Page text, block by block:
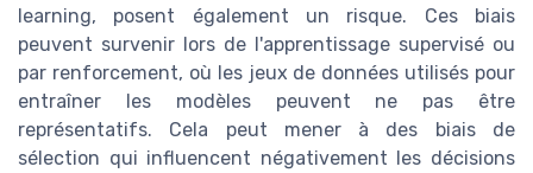
learning, posent également un risque. Ces biais
peuvent survenir lors de l'apprentissage supervisé ou
par renforcement, où les jeux de données utilisés pour
entraîner les modèles peuvent ne pas être
représentatifs. Cela peut mener à des biais de
sélection qui influencent négativement les décisions